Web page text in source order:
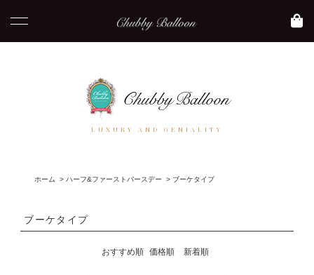
LUXURY AND GENIALITY
ホーム >ハーフ&ファーストバースデー > ブーケタイプ
ブーケタイプ
おすすめ順 価格順 新着順